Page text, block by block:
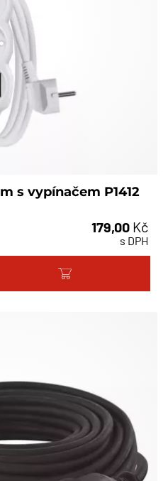
s vypínačem P1412
179,00 Kč
s DPH